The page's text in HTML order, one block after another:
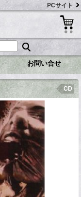
PCサイト
お問い合せ
CD